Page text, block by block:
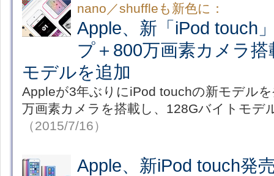
nano／shuffleも新色に：
Apple、新「iPod touch
プ＋800万画素カメラ
モデルを追加
Appleが3年ぶりにiPod touchの新モデル
万画素カメラを搭載し、128Gバイトモデ
（2015/7/16）
Apple、新iPod touch発